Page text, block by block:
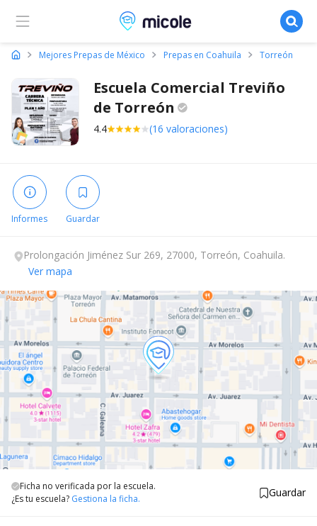
Micole, buscador de colegios
Mejores Prepas de México Prepas en Coahuila Torreón
Escuela Comercial Treviño
de Torreón
4.4 (16 valoraciones)
Informes Guardar
Prolongación Jiménez Sur 269, 27000, Torreón, Coahuila.
Ver mapa
Ficha no verificada por la escuela.
¿Es tu escuela? Gestiona la ficha. Guardar